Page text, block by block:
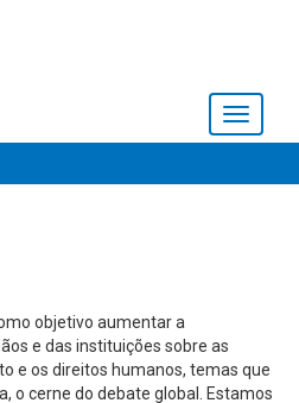
Toggle
objetivo aumentar a
e das instituições sobre as
e os direitos humanos, temas que
o cerne do debate global. Estamos